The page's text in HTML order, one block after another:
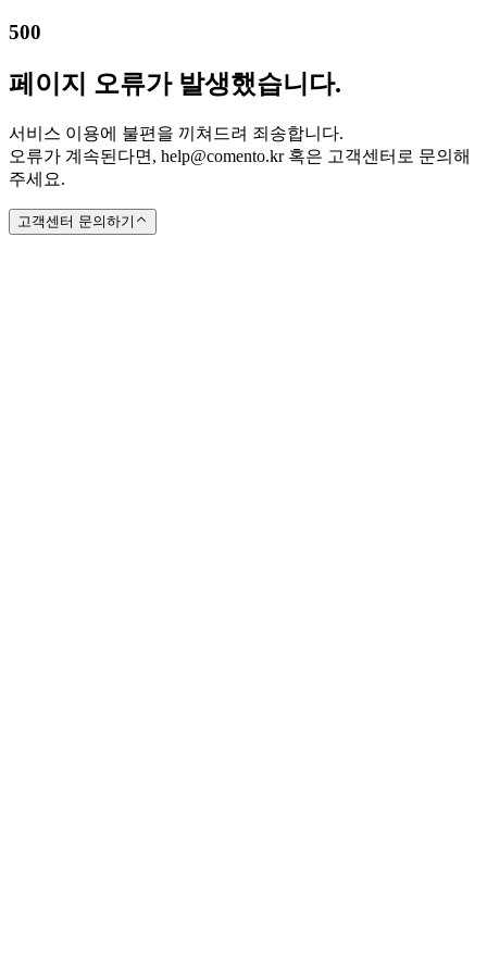
500
페이지 오류가 발생했습니다.
서비스 이용에 불편을 끼쳐드려 죄송합니다.
오류가 계속된다면, help@comento.kr 혹은 고객센터로 문의해
주세요.
고객센터 문의하기